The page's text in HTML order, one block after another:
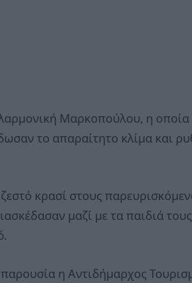
Μαρκοπούλου, η οποία
το απαραίτητο κλίμα και
κρασί στους
μαζί με τα παιδιά
η Αντιδήμαρχος